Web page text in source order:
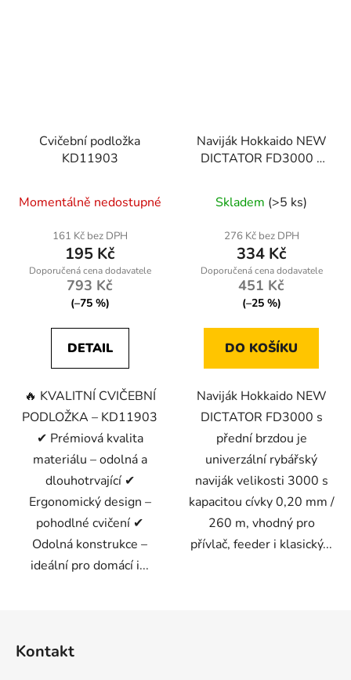
Cvičební podložka
KD11903
Momentálně nedostupné
161 Kč bez DPH
195 Kč
793 Kč
(–75 %)
DETAIL
🔥 KVALITNÍ CVIČEBNÍ
PODLOŽKA – KD11903
✔ Prémiová kvalita
materiálu – odolná a
dlouhotrvající ✔
Ergonomický design –
pohodlné cvičení ✔
Odolná konstrukce –
ideální pro domácí i...
Naviják Hokkaido NEW
DICTATOR FD3000 s
náhradní cívkou
Skladem (>5 ks)
276 Kč bez DPH
334 Kč
451 Kč
(–25 %)
DO KOŠÍKU
Naviják Hokkaido NEW
DICTATOR FD3000 s
přední brzdou je
univerzální rybářský
naviják velikosti 3000 s
kapacitou cívky 0,20 mm /
260 m, vhodný pro
přívlač, feeder i klasický...
Kontakt